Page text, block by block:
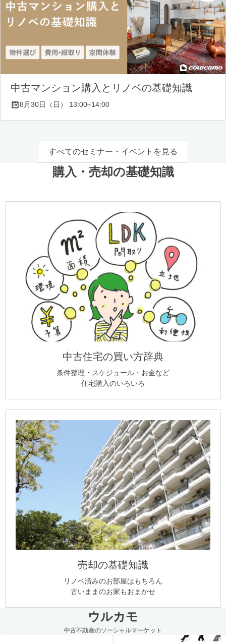
中古マンション購入とリノベの基礎知識
8月30日（日） 13:00~14:00
すべてのセミナー・イベントを見る
購入・売却の基礎知識
中古住宅の買い方辞典
条件整理・スケジュール・お金など
住宅購入のいろいろ
売却の基礎知識
リノベ済みのお部屋はもちろん
古いままのお家もおまかせ
ウルカモ
中古不動産のソーシャルマーケット